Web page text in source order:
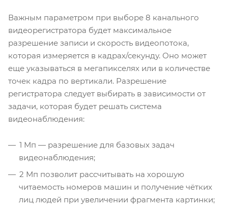
Важным параметром при выборе 8 канального
видеорегистратора будет максимальное
разрешение записи и скорость видеопотока,
которая измеряется в кадрах/секунду. Оно может
еще указываться в мегапикселях или в количестве
точек кадра по вертикали. Разрешение
регистратора следует выбирать в зависимости от
задачи, которая будет решать система
видеонаблюдения:
1 Мп — разрешение для базовых задач
видеонаблюдения;
2 Мп позволит рассчитывать на хорошую
читаемость номеров машин и получение чётких
лиц людей при увеличении фрагмента картинки;